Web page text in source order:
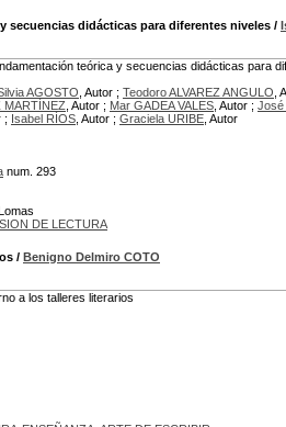
secuencias didácticas para diferentes niveles /
teórica y secuencias didácticas para
AGOSTO , Autor ; Teodoro ALVAREZ ANGULO ,
MARTÍNEZ , Autor ; Mar GADEA VALES , Autor ; José
; Isabel RÍOS , Autor ; Graciela URIBE , Autor
num. 293
DE LECTURA
/ Benigno Delmiro COTO
a los talleres literarios